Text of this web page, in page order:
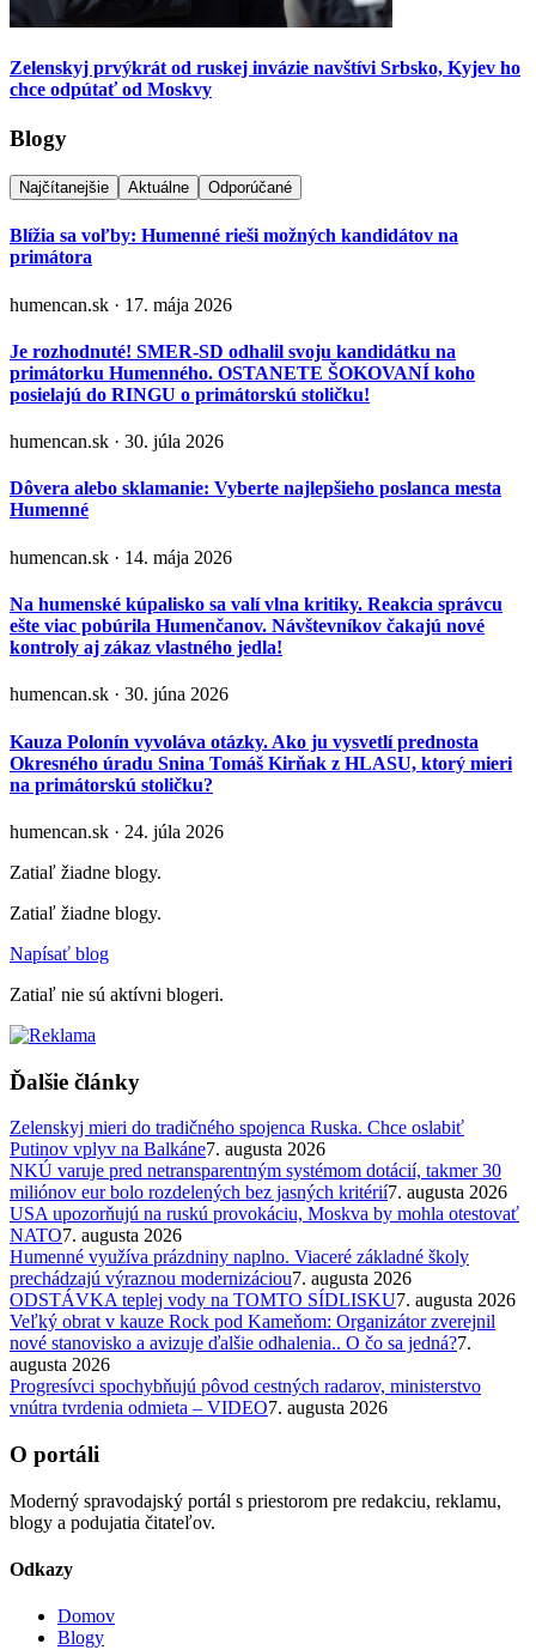
Zelenskyj prvýkrát od ruskej invázie navštívi Srbsko, Kyjev ho
chce odpútať od Moskvy
Blogy
Najčítanejšie Aktuálne Odporúčané
Blížia sa voľby: Humenné rieši možných kandidátov na
primátora
humencan.sk · 17. mája 2026
Je rozhodnuté! SMER-SD odhalil svoju kandidátku na
primátorku Humenného. OSTANETE ŠOKOVANÍ koho
posielajú do RINGU o primátorskú stoličku!
humencan.sk · 30. júla 2026
Dôvera alebo sklamanie: Vyberte najlepšieho poslanca mesta
Humenné
humencan.sk · 14. mája 2026
Na humenské kúpalisko sa valí vlna kritiky. Reakcia správcu
ešte viac pobúrila Humenčanov. Návštevníkov čakajú nové
kontroly aj zákaz vlastného jedla!
humencan.sk · 30. júna 2026
Kauza Polonín vyvoláva otázky. Ako ju vysvetlí prednosta
Okresného úradu Snina Tomáš Kirňak z HLASU, ktorý mieri
na primátorskú stoličku?
humencan.sk · 24. júla 2026
Zatiaľ žiadne blogy.
Zatiaľ žiadne blogy.
Napísať blog
Zatiaľ nie sú aktívni blogeri.
Ďalšie články
Zelenskyj mieri do tradičného spojenca Ruska. Chce oslabiť
Putinov vplyv na Balkáne7. augusta 2026
NKÚ varuje pred netransparentným systémom dotácií, takmer 30
miliónov eur bolo rozdelených bez jasných kritérií7. augusta 2026
USA upozorňujú na ruskú provokáciu, Moskva by mohla otestovať
NATO7. augusta 2026
Humenné využíva prázdniny naplno. Viaceré základné školy
prechádzajú výraznou modernizáciou7. augusta 2026
ODSTÁVKA teplej vody na TOMTO SÍDLISKU7. augusta 2026
Veľký obrat v kauze Rock pod Kameňom: Organizátor zverejnil
nové stanovisko a avizuje ďalšie odhalenia.. O čo sa jedná?7.
augusta 2026
Progresívci spochybňujú pôvod cestných radarov, ministerstvo
vnútra tvrdenia odmieta – VIDEO7. augusta 2026
O portáli
Moderný spravodajský portál s priestorom pre redakciu, reklamu,
blogy a podujatia čitateľov.
Odkazy
Domov
Blogy